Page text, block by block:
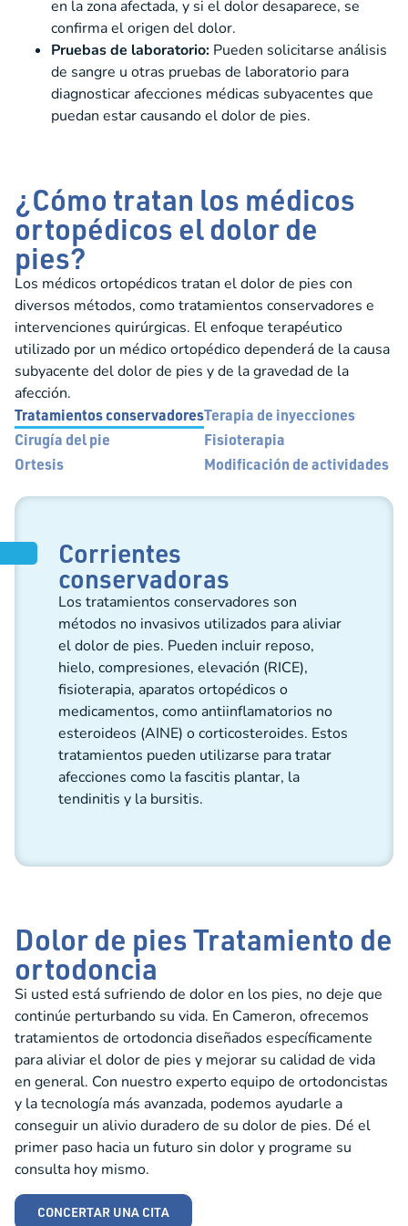
en la zona afectada, y si el dolor desaparece, se
confirma el origen del dolor.
Pruebas de laboratorio: Pueden solicitarse análisis
de sangre u otras pruebas de laboratorio para
diagnosticar afecciones médicas subyacentes que
puedan estar causando el dolor de pies.
¿Cómo tratan los médicos
ortopédicos el dolor de
pies?
Los médicos ortopédicos tratan el dolor de pies con
diversos métodos, como tratamientos conservadores e
intervenciones quirúrgicas. El enfoque terapéutico
utilizado por un médico ortopédico dependerá de la causa
subyacente del dolor de pies y de la gravedad de la
afección.
Tratamientos conservadoresTerapia de inyecciones
Cirugía del pie
Fisioterapia
Ortesis
Modificación de actividades
Corrientes
conservadoras
Los tratamientos conservadores son
métodos no invasivos utilizados para aliviar
el dolor de pies. Pueden incluir reposo,
hielo, compresiones, elevación (RICE),
fisioterapia, aparatos ortopédicos o
medicamentos, como antiinflamatorios no
esteroideos (AINE) o corticosteroides. Estos
tratamientos pueden utilizarse para tratar
afecciones como la fascitis plantar, la
tendinitis y la bursitis.
Dolor de pies Tratamiento de
ortodoncia
Si usted está sufriendo de dolor en los pies, no deje que
continúe perturbando su vida. En Cameron, ofrecemos
tratamientos de ortodoncia diseñados específicamente
para aliviar el dolor de pies y mejorar su calidad de vida
en general. Con nuestro experto equipo de ortodoncistas
y la tecnología más avanzada, podemos ayudarle a
conseguir un alivio duradero de su dolor de pies. Dé el
primer paso hacia un futuro sin dolor y programe su
consulta hoy mismo.
CONCERTAR UNA CITA